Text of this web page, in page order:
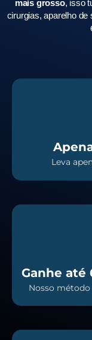
mais grosso, isso
cirurgias, aparelho
Leva
Ganhe até
Nosso